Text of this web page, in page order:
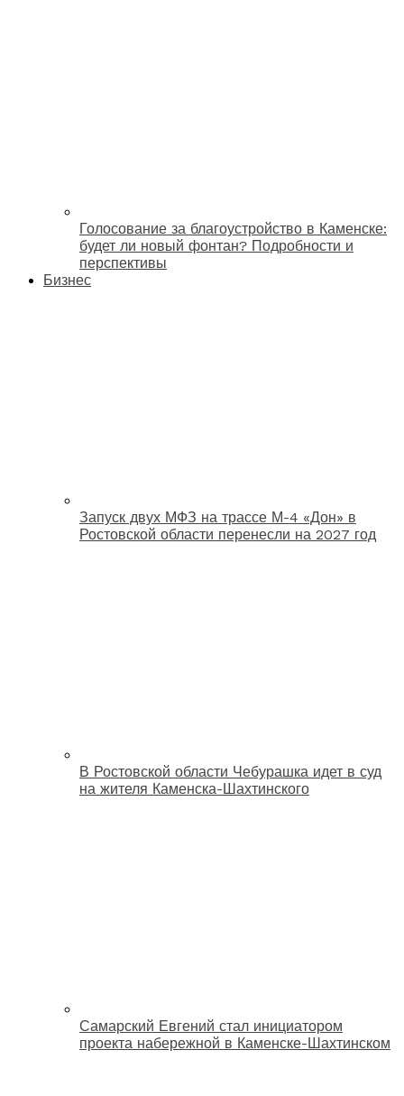
Голосование за благоустройство в Каменске:
будет ли новый фонтан? Подробности и
перспективы
Бизнес
Запуск двух МФЗ на трассе М-4 «Дон» в
Ростовской области перенесли на 2027 год
В Ростовской области Чебурашка идет в суд
на жителя Каменска-Шахтинского
Самарский Евгений стал инициатором
проекта набережной в Каменске-Шахтинском